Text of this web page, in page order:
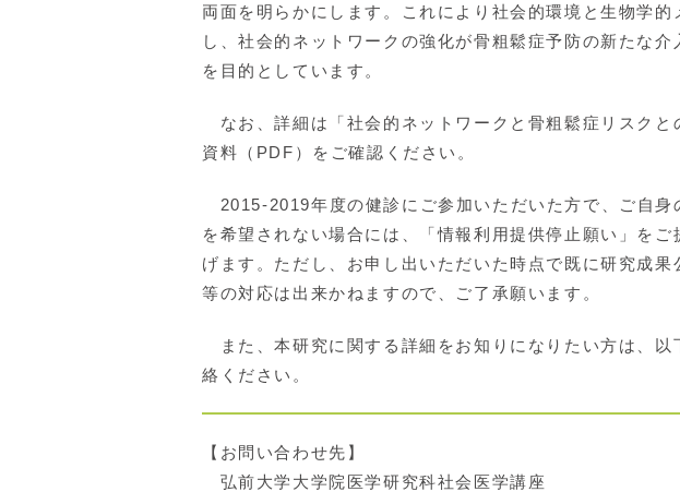
両面を明らかにします。これにより社会的環境と生物学
し、社会的ネットワークの強化が骨粗鬆症予防の新たな
を目的としています。
なお、詳細は「社会的ネットワークと骨粗鬆症リスクと
資料（PDF）をご確認ください。
2015-2019年度の健診にご参加いただいた方で、ご自身
を希望されない場合には、「情報利用提供停止願い」を
げます。ただし、お申し出いただいた時点で既に研究成
等の対応は出来かねますので、ご了承願います。
また、本研究に関する詳細をお知りになりたい方は、以
絡ください。
【お問い合わせ先】
弘前大学大学院医学研究科社会医学講座